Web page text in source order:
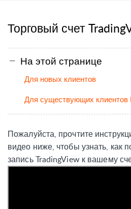
Торговый счет
На этой странице
Для новых клиентов
Для существующих клиентов
Пожалуйста, прочтите
видео ниже, чтобы узнать, как
запись TradingView к вашему